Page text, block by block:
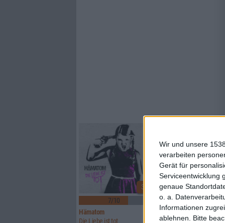
Wir und unsere
verarbeiten
Gerät für
Serviceentwicklung
genaue
o. a.
Informationen
ablehnen.
Bitte
3
7/10
Hämatom
Die Liebe ist tot
6/10
Lynx
Watcher Of Skies